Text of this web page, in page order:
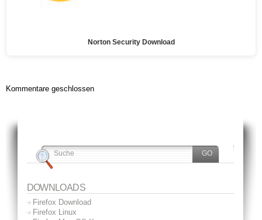
Norton Security Download
Kommentare geschlossen
DOWNLOADS
Firefox Download
Firefox Linux